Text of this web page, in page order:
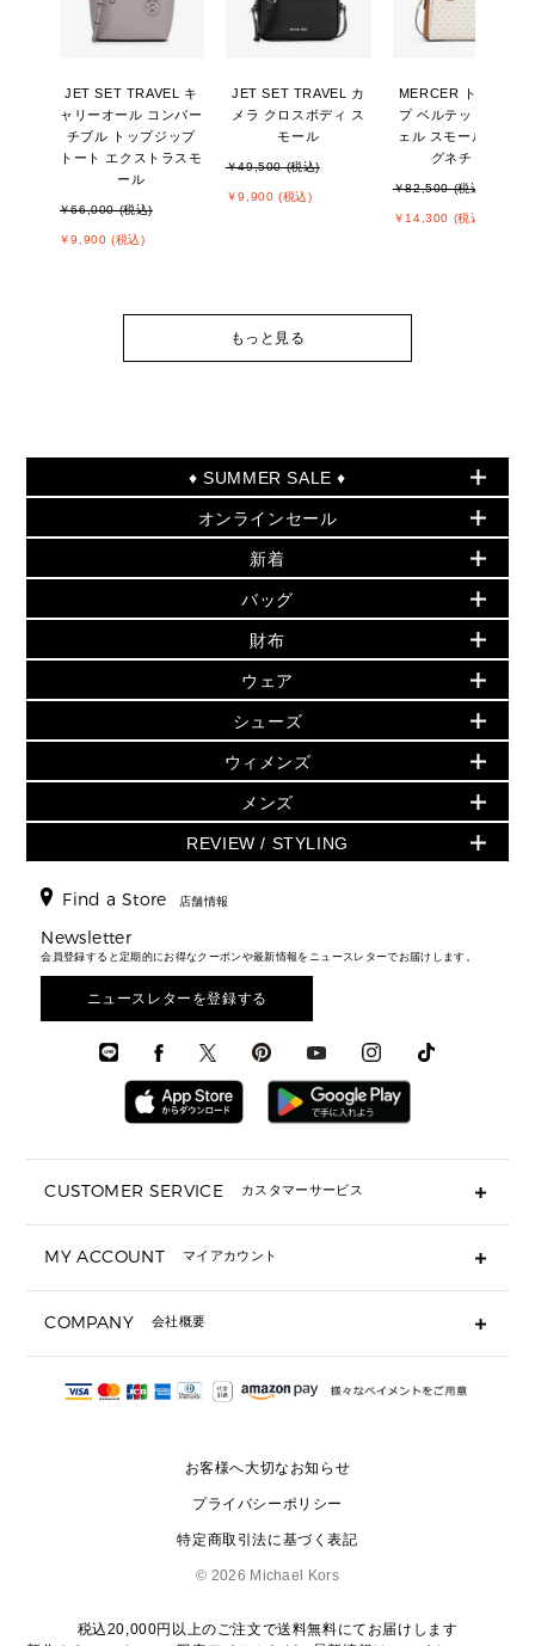
JET SET TRAVEL キ
ャリーオール コンバー
チブル トップジップ
トート エクストラスモ
ール
￥66,000 (税込)
￥9,900 (税込)
JET SET TRAVEL カ
メラ クロスボディ ス
モール
￥49,500 (税込)
￥9,900 (税込)
MERCER トップジッ
プ ベルテッド サッチ
ェル スモール - MKシ
グネチャー
￥82,500 (税込)
￥14,300 (税込)
もっと見る
♦ SUMMER SALE ♦
セールおすすめアイテム
▶ ウィメンズ
バッグ
小物
シューズ・靴
ウェア
アクセサリー
時計
▶ メンズ
バッグ
ウェア
アクセサリー
オンラインセール
PRODUCT OF THE MONTH - 今月の特別価格
再値下げアイテム
追加アイテム
▶ ウィメンズすべて(ウェア・シューズ除く)
バッグ
財布・小物
ウェア
シューズ
時計・ジュエリー
アクセサリー
メンズ バッグ
メンズ 財布・小物
メンズ シューズ
メンズ ウェア
メンズ 時計・その他
新着
初夏のスタイル
▶ すべて
▶ ウィメンズすべて
財布・小物
アクセサリー
フレグランス
シューズ
▶ メンズすべて
メンズ財布・小物
メンズアクセサリー
メンズウェア
バッグ
人気の定番アイテム
日本限定 - バッグ
▶ ウィメンズすべて
トートバッグ
ショルダーバッグ
クロスボディ・斜め掛け
トラベル
3 IN 1 / 2 IN 1 バッグ
▶ メンズすべて
財布
日本限定 - 財布・小物
▶ ウィメンズすべて
GREENWICH
折り財布(二つ折り・三つ折り)
長財布
▶ メンズすべて
ウェア
▶ ウィメンズすべて
トップス
スカート・パンツ
ジャケット・アウター
▶ メンズすべて
シューズ
▶ ウィメンズすべて
サンダル
スニーカー
▶ メンズすべて
ウィメンズ
人気の定番アイテム
▶ ウィメンズすべて
▶ バッグすべて
通勤・通学アイテム
3 IN 1 バッグ
ミニ財布・フラグメントケース
▶ 小物すべて
定期ケース・カードケース・名刺入れ
サンダル
スニーカー
▶ ウェア
メンズ
▶ メンズすべて
財布・小物
時計・ジュエリー
アクセサリー
REVIEW / STYLING
エディターレビュー
Find a Store 店舗情報
Newsletter
会員登録すると定期的にお得なクーポンや最新情報をニュースレターでお届けします。
ニュースレターを登録する
CUSTOMER SERVICE カスタマーサービス
ギフト用にラッピングができますか？
ショッピングバッグを購入商品分送ってもらえますか？
注文後に完了メールが受信できないのですが？
サイズ交換はできますか？
MY ACCOUNT マイアカウント
COMPANY 会社概要
会社概要
お客様へ大切なお知らせ
プライバシーポリシー
特定商取引法に基づく表記
© 2026 Michael Kors
税込20,000円以上のご注文で送料無料にてお届けします